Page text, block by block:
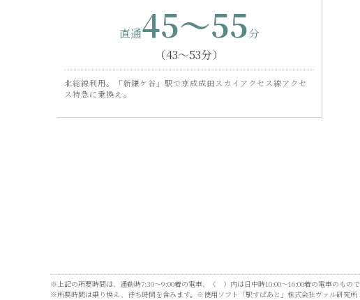
45～55
（43～53分）
北総線利用。「新鎌ケ谷」駅で京成成田スカイアクセス線アクセ
ス特急に乗換え。
※上記の所要時間は、通勤時7:30～9:00着の電車、（ ）内は日中時10:00～16:00着の電車のもので
※所要時間は乗り換え、待ち時間を含みます。※使用ソフト「駅すぱあと」株式会社ヴァル研究